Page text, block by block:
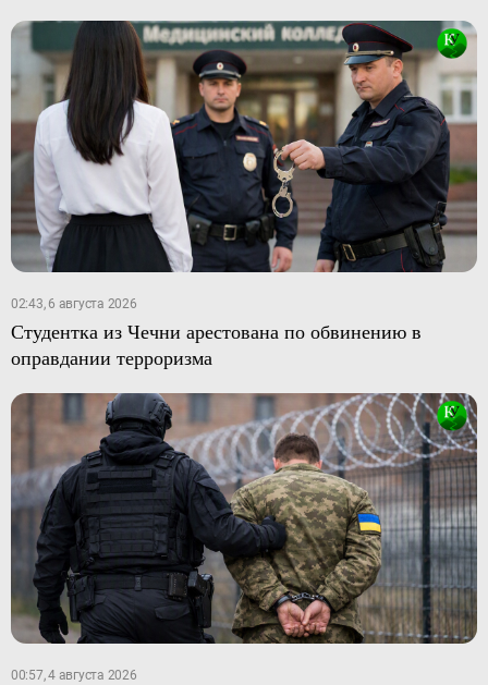
02:43, 6 августа 2026
Студентка из Чечни арестована по обвинению в
оправдании терроризма
00:57, 4 августа 2026